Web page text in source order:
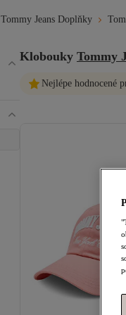
Tommy Jeans Doplňky
Klobouky Tommy
Nejlépe hodnocené